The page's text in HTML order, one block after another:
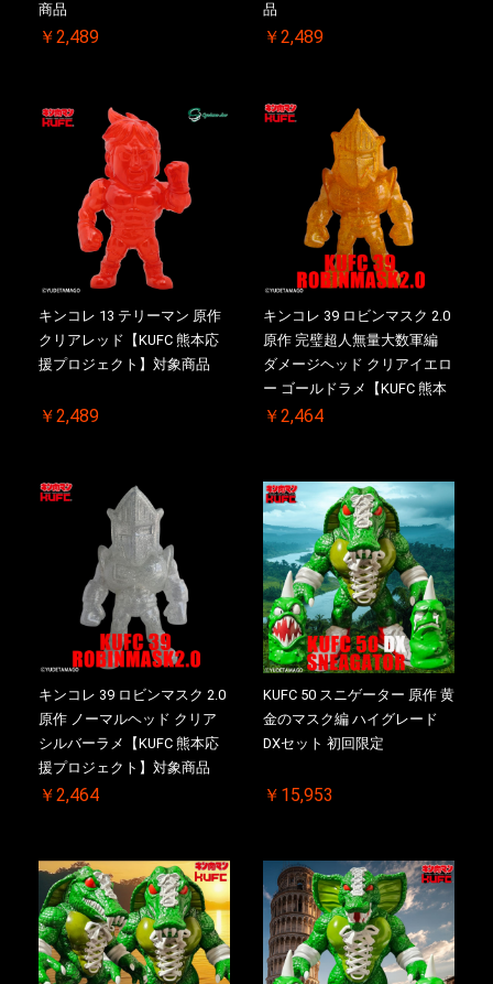
商品
￥2,489
品
￥2,489
キンコレ 13 テリーマン 原作
クリアレッド【KUFC 熊本応
援プロジェクト】対象商品
￥2,489
キンコレ 39 ロビンマスク 2.0
原作 完璧超人無量大数軍編
ダメージヘッド クリアイエロ
ー ゴールドラメ【KUFC 熊本
応援プロジェクト】対象商品
￥2,464
キンコレ 39 ロビンマスク 2.0
原作 ノーマルヘッド クリア
シルバーラメ【KUFC 熊本応
援プロジェクト】対象商品
￥2,464
KUFC 50 スニゲーター 原作 黄
金のマスク編 ハイグレード
DXセット 初回限定
￥15,953